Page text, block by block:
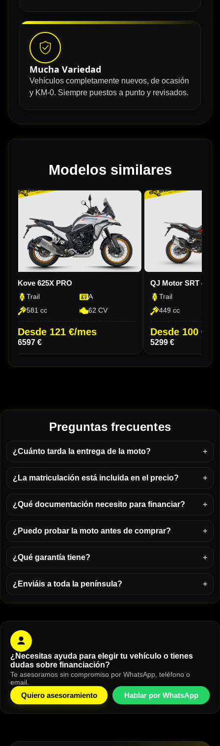
Mucha Variedad
Vehículos completamente nuevos, de ocasión
y KM-0. Siempre puestos a punto y revisados.
Modelos similares
Kove 625X PRO
Trail
A
581 cc
62 CV
Desde 121 €/mes
6597 €
QJ Motor SRT 450
Trail
449 cc
Desde 100 €/
5299 €
Preguntas frecuentes
¿Cuánto tarda la entrega de la moto?
¿La matriculación está incluida en el precio?
¿Qué documentación necesito para financiar?
¿Puedo probar la moto antes de comprar?
¿Qué garantía tiene?
¿Enviáis a toda la península?
¿Necesitas ayuda para elegir tu vehículo o tienes
dudas sobre financiación?
Te asesoramos sin compromiso por WhatsApp, teléfono o
email.
Quiero asesoramiento Hablar por WhatsApp